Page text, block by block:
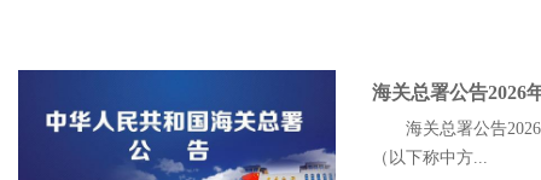
海关总署公告2026
海关总署公告
（以下称中方...